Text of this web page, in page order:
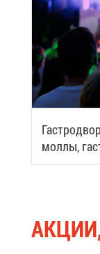
мол­лы,
дом